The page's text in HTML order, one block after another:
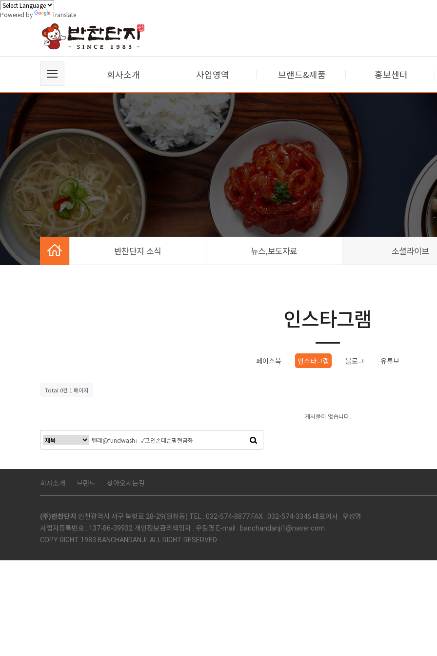
Powered by Translate
회사소개 사업영역 브랜드&제품 홍보센터
반찬단지 소식 뉴스,보도자료 소셜라이브
인스타그램
페이스북 인스타그램 블로그 유튜브
Total 0건 1 페이지
게시물이 없습니다.
회사소개 브랜드 찾아오시는길
(주)반찬단지 인천광역시 서구 북항로 28-29(원창동) TEL : 032-574-8877 FAX : 032-574-3346 대표이사 : 우성명
사업자등록번호 : 137-86-39932 개인정보관리책임자 : 우길명 E-mail : banchandanji1@naver.com
COPY RIGHT 1983 BANCHANDANJI. ALL RIGHT RESERVED